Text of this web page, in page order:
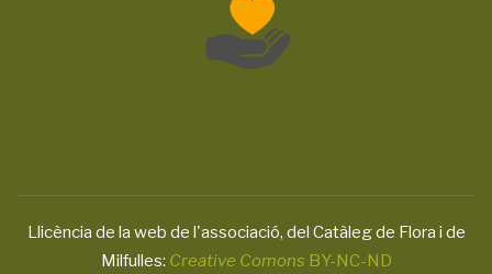
Llicència de la web de l'associació, del Catàleg de Flora i de
Milfulles: Creative Comons BY-NC-ND